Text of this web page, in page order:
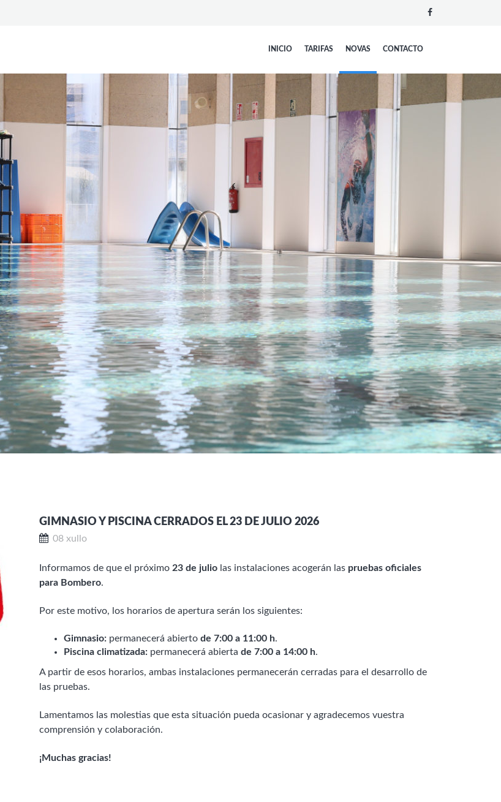
INICIO TARIFAS NOVAS CONTACTO
GIMNASIO Y PISCINA CERRADOS EL 23 DE JULIO 2026
08 xullo
Informamos de que el próximo 23 de juliolas instalaciones acogerán las pruebas oficiales
para Bombero.
Por este motivo, los horarios de apertura serán los siguientes:
Gimnasio:permanecerá abierto de 7:00 a 11:00 h.
Piscina climatizada:permanecerá abierta de 7:00 a 14:00 h.
A partir de esos horarios, ambas instalaciones permanecerán cerradas para el desarrollo de
las pruebas.
Lamentamos las molestias que esta situación pueda ocasionar y agradecemos vuestra
comprensión y colaboración.
¡Muchas gracias!